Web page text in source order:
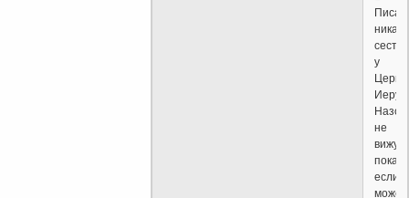
сестер
у
не
вижу
если